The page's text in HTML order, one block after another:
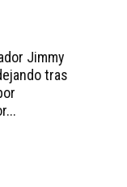
Jimmy
tras